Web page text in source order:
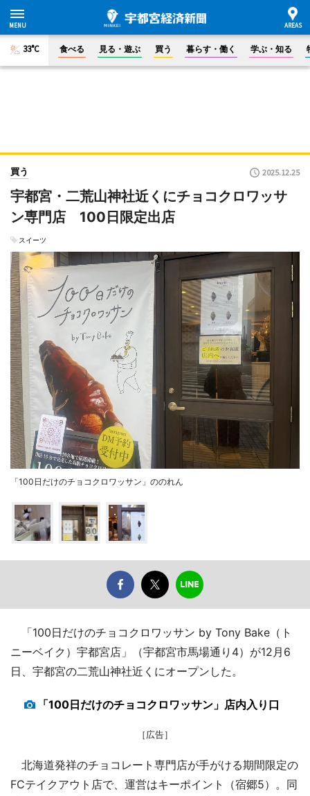
33°C 食べる 見る・遊ぶ 買う 暮らす・働く 学ぶ・知る
買う 2025.12.25
宇都宮・二荒山神社近くにチョコクロワッサ
ン専門店 100日限定出店
スイーツ
「100日だけのチョコクロワッサン」ののれん
「100日だけのチョコクロワッサン by Tony Bake（ト
ニーベイク）宇都宮店」（宇都宮市馬場通り4）が12月6
日、宇都宮の二荒山神社近くにオープンした。
「100日だけのチョコクロワッサン」店内入り口
［広告］
北海道発祥のチョコレート専門店が手がける期間限定の
FCテイクアウト店で、運営はキーポイント（宿郷5）。同